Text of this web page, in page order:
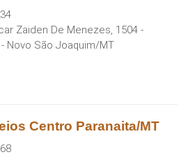
Zaiden De Menezes, 1504 -
- Novo São Joaquim/MT
Centro Paranaita/MT